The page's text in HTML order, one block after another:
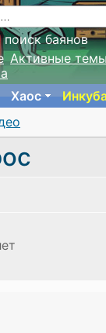
баянов
Активные
Хаос